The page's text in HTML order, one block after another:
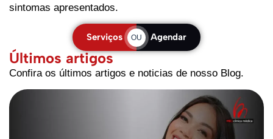
sintomas apresentados.
Serviços OU Agendar
Últimos artigos
Confira os últimos artigos e noticias de nosso Blog.